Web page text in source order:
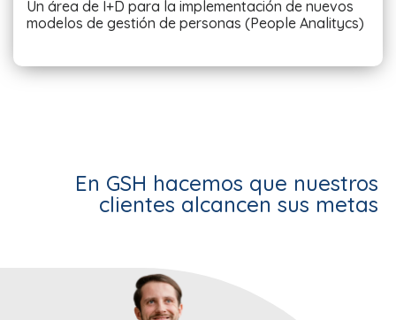
Un área de I+D para la implementación de nuevos
modelos de gestión de personas (People Analitycs)
En GSH hacemos que nuestros
clientes alcancen sus metas